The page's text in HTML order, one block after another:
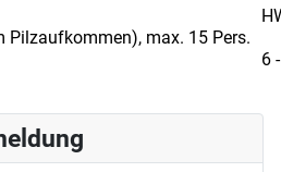
Pilzaufkommen), max. 15 Pers.
6